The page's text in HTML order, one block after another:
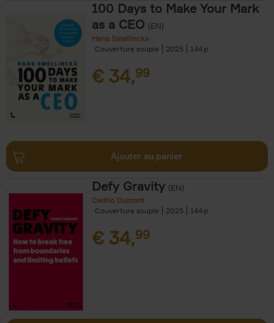
100 Days to Make Your Mark
as a CEO (EN)
Hans Smellinckx
Couverture souple
2025 144
€ 34,99
Ajouter au panier
Defy Gravity (EN)
Cedric Dumont
Couverture souple
2025 144
€ 34,99